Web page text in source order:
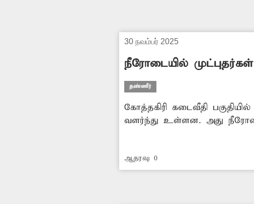
30 நவம்பர் 2025
நீரோடையில் முட்புதர்கள்
தண்ணீர்
கோத்தகிரி கடைவீதி
வளர்ந்து உள்ளன. அது
தடைபடும் அபாயம்
அந்த நீரோடையில்
துறை அதிகாரிகள் உரிய
ஆதரவு: 0